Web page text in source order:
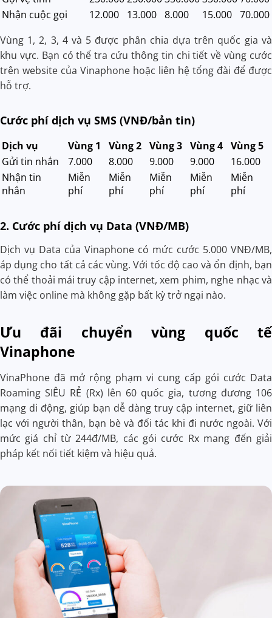
Nhận cuộc gọi
12.000 13.000 8.000 15.000 70.000
Vùng 1, 2, 3, 4 và 5 được phân chia dựa trên quốc gia và
khu vực. Bạn có thể tra cứu thông tin chi tiết về vùng cước
trên website của Vinaphone hoặc liên hệ tổng đài để được
hỗ trợ.
Cước phí dịch vụ SMS (VNĐ/bản tin)
Dịch vụ Vùng 1 Vùng 2 Vùng 3 Vùng 4 Vùng 5
Gửi tin nhắn
7.000 8.000 9.000 9.000
16.000
Nhận tin
nhắn
Miễn
phí
Miễn
phí
Miễn
phí
Miễn
phí
Miễn
phí
2. Cước phí dịch vụ Data (VNĐ/MB)
Dịch vụ Data của Vinaphone có mức cước 5.000 VNĐ/MB,
áp dụng cho tất cả các vùng. Với tốc độ cao và ổn định, bạn
có thể thoải mái truy cập internet, xem phim, nghe nhạc và
làm việc online mà không gặp bất kỳ trở ngại nào.
Ưu đãi chuyển vùng quốc tế
Vinaphone
VinaPhone đã mở rộng phạm vi cung cấp gói cước Data
Roaming SIÊU RẺ (Rx) lên 60 quốc gia, tương đương 106
mạng di động, giúp bạn dễ dàng truy cập internet, giữ liên
lạc với người thân, bạn bè và đối tác khi đi nước ngoài. Với
mức giá chỉ từ 244đ/MB, các gói cước Rx mang đến giải
pháp kết nối tiết kiệm và hiệu quả.